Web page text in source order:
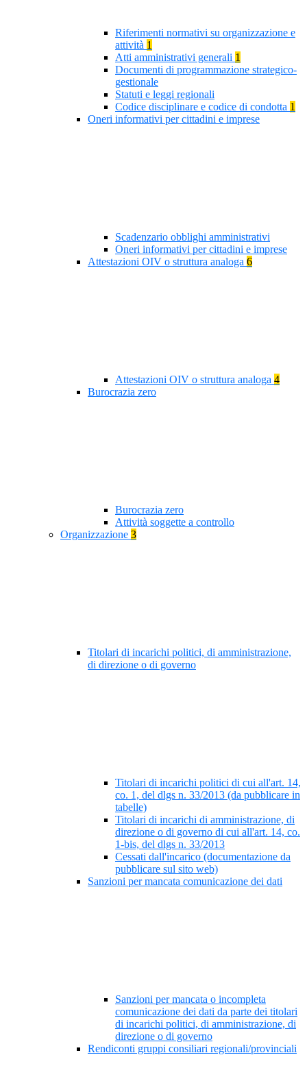
Riferimenti normativi su organizzazione e
attività 1
Atti amministrativi generali 1
Documenti di programmazione strategico-
gestionale
Statuti e leggi regionali
Codice disciplinare e codice di condotta 1
Oneri informativi per cittadini e imprese
Scadenzario obblighi amministrativi
Oneri informativi per cittadini e imprese
Attestazioni OIV o struttura analoga 6
Attestazioni OIV o struttura analoga 4
Burocrazia zero
Burocrazia zero
Attività soggette a controllo
Organizzazione 3
Titolari di incarichi politici, di amministrazione,
di direzione o di governo
Titolari di incarichi politici di cui all'art. 14,
co. 1, del dlgs n. 33/2013 (da pubblicare in
tabelle)
Titolari di incarichi di amministrazione, di
direzione o di governo di cui all'art. 14, co.
1-bis, del dlgs n. 33/2013
Cessati dall'incarico (documentazione da
pubblicare sul sito web)
Sanzioni per mancata comunicazione dei dati
Sanzioni per mancata o incompleta
comunicazione dei dati da parte dei titolari
di incarichi politici, di amministrazione, di
direzione o di governo
Rendiconti gruppi consiliari regionali/provinciali